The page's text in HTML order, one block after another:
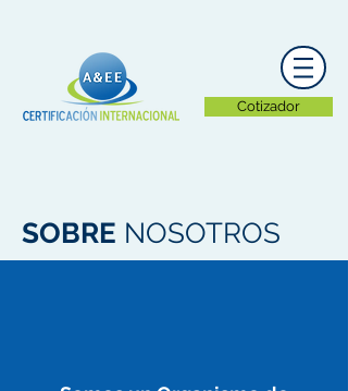
Cotizador
SOBRE NOSOTROS